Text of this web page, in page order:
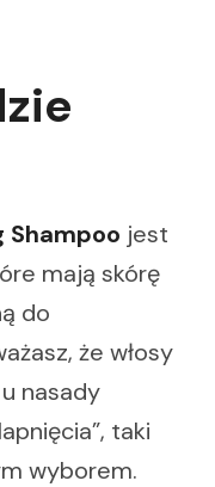
Shampoo jest
mają skórę
do
że włosy
nasady
taki
wyborem.